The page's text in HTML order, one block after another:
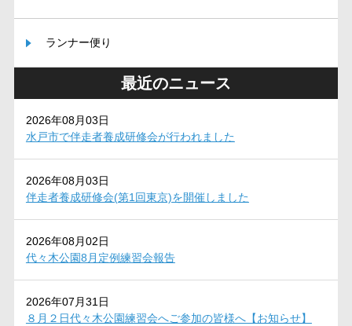
ランナー便り
最近のニュース
2026年08月03日
水戸市で伴走者養成研修会が行われました
2026年08月03日
伴走者養成研修会(第1回東京)を開催しました
2026年08月02日
代々木公園8月定例練習会報告
2026年07月31日
８月２日代々木公園練習会へご参加の皆様へ【お知らせ】